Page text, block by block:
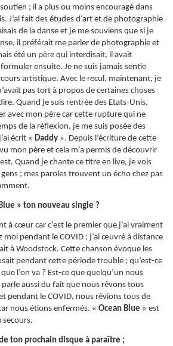
; il a plus ou moins encouragé dans
J’ai fait des études d’art et de photographie
de la danse et je me souviens que si je
il préférait me parler de photographie et
été un père qui interdisait, il avait
ensuite. Je ne suis jamais sentie
artistique. Avec le recul, maintenant, je
pas tort à propos de certaines choses
Quand je suis rentrée des Etats-Unis,
avec mon père car cette rupture qui ne
de la réflexion, je me suis posée des
écrit « Daddy ». Depuis l’écriture de cette
mon père et cela m’a permis de découvrir
Quand je chante ce titre en live, je vois
; mes paroles trouvent un écho chez pas
» ton nouveau single ?
à cœur car c’est le premier que j’ai vraiment
moi pendant le COVID ; j’ai œuvré à distance
à Woodstock. Cette chanson évoque les
pendant cette période trouble ; qu’est-ce
l’on va ? Est-ce que quelqu’un nous
aussi du fait que nous rêvons tous
pendant le COVID, nous rêvions tous de
nous étions enfermés. « Ocean Blue » est
secours.
ton prochain disque à paraître ;